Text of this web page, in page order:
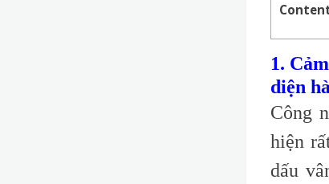
1.
diện
Công
hiện
dấu